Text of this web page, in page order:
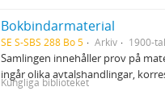
Bokbindarmaterial
SE S-SBS 288 Bo 5 Arkiv 1900-
Samlingen innehåller prov på
ingår olika avtalshandlingar,
Kungliga biblioteket